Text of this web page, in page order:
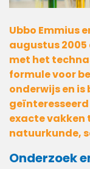
Ubbo Emmius
augustus
met het
formule voor
onderwijs en
exacte vakken
natuurkunde,
Onderzoek